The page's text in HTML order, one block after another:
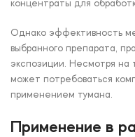
концентраты для
Однако эффективность
выбранного препарата,
экспозиции. Несмотря на
может потребоваться
применением тумана.
Применение в